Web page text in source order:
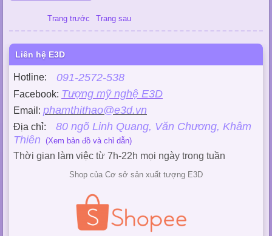
Trang trước Trang sau
Liên hệ E3D
Hotline: 091-2572-538
Facebook: Tượng mỹ nghệ E3D
Email: phamthithao@e3d.vn
Địa chỉ: 80 ngõ Linh Quang, Văn Chương, Khâm
Thiên (Xem bản đồ và chỉ dẫn)
Thời gian làm việc từ 7h-22h mọi ngày trong tuần
Shop của Cơ sở sản xuất tượng E3D